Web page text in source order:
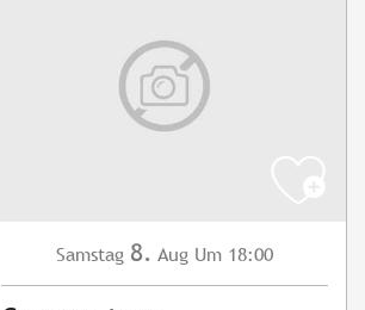
Samstag 8. Aug Um 18:00